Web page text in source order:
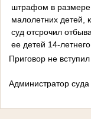
штрафом в размере
малолетних детей,
суд отсрочил
ее детей 14-летнего
Приговор не
Администратор